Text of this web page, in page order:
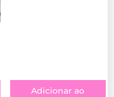
Adicionar ao